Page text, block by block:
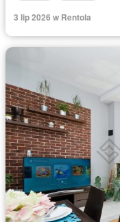
3 lip 2026 w Rentola